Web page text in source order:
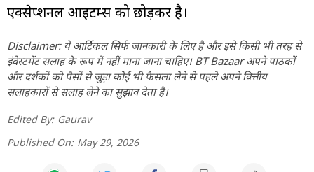
एक्सेप्शनल आइटम्स को छोड़कर है।
Disclaimer: ये आर्टिकल सिर्फ जानकारी के लिए है और इसे किसी भी तरह से
इंवेस्टमेंट सलाह के रूप में नहीं माना जाना चाहिए। BT Bazaar अपने पाठकों
और दर्शकों को पैसों से जुड़ा कोई भी फैसला लेने से पहले अपने वित्तीय
सलाहकारों से सलाह लेने का सुझाव देता है।
Edited By: Gaurav
Published On: May 29, 2026